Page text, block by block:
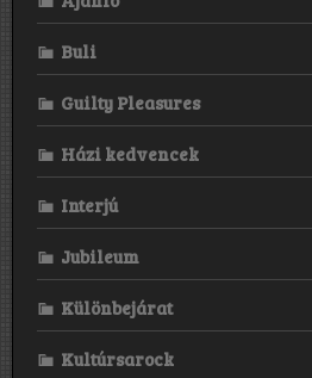
Buli
Guilty Pleasures
Házi kedvencek
Interjú
Jubileum
Különbejárat
Kultúrsarock